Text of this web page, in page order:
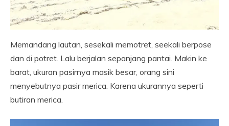
Memandang lautan, sesekali memotret, seekali berpose
dan di potret. Lalu berjalan sepanjang pantai. Makin ke
barat, ukuran pasirnya masik besar, orang sini
menyebutnya pasir merica. Karena ukurannya seperti
butiran merica.